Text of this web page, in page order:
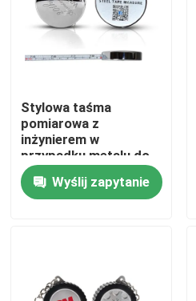
Dom
O nas
Stylowa taśma
pomiarowa z
inżynierem w
przypadku metalu do
konstrukcji i
projektów DIY
Wyślij zapytanie